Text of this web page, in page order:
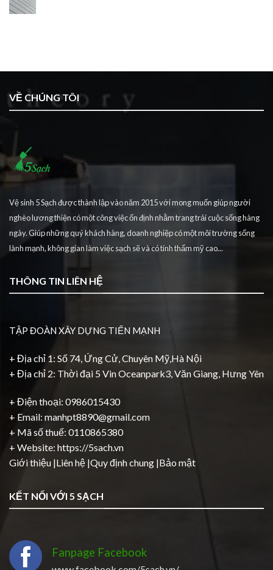
VỀ CHÚNG TÔI
Vệ sinh 5 Sạch được thành lập vào năm 2015 với mong muốn giúp người
nghèo lương thiện có một công việc ổn định nhằm trang trải cuộc sống hàng
ngày. Giúp những quý khách hàng, doanh nghiệp có một môi trường sống
lành mạnh, không gian làm việc sạch sẽ và có tính thẩm mỹ cao...
THÔNG TIN LIÊN HỆ
TẬP ĐOÀN XÂY DỰNG TIẾN MẠNH
+ Địa chỉ 1: Số 74, Ứng Cử, Chuyên Mỹ,Hà Nội
+ Địa chỉ 2: Thời đại 5 Vin Oceanpark3, Văn Giang, Hưng Yên
+ Điện thoại: 0986015430
+ Email: manhpt8890@gmail.com
+ Mã số thuế: 0110865380
+ Website: https://5sach.vn
Giới thiệu |Liên hệ |Quy định chung |Bảo mật
KẾT NỐI VỚI 5 SẠCH
Fanpage Facebook